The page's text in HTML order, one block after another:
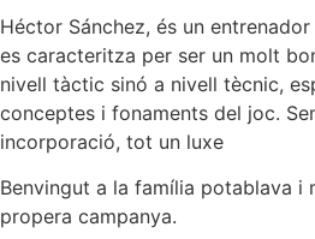
Héctor Sánchez, és un
es caracteritza per ser un molt
nivell tàctic sinó a nivell tècnic,
conceptes i fonaments del joc.
incorporació, tot un luxe
Benvingut a la família potablava i
propera campanya.